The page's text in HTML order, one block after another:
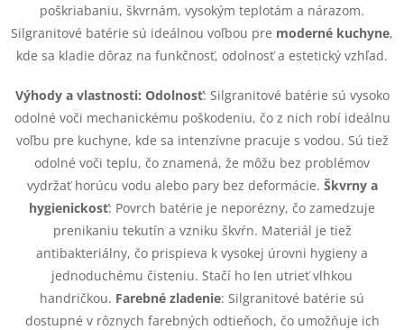
d
a
c
i
poškriabaniu, škvrnám, vysokým teplotám a nárazom.
Silgranitové batérie sú ideálnou voľbou pre moderné kuchyne,
kde sa kladie dôraz na funkčnosť, odolnosť a estetický vzhľad.
Výhody a vlastnosti: Odolnosť: Silgranitové batérie sú vysoko
odolné voči mechanickému poškodeniu, čo z nich robí ideálnu
voľbu pre kuchyne, kde sa intenzívne pracuje s vodou. Sú tiež
odolné voči teplu, čo znamená, že môžu bez problémov
vydržať horúcu vodu alebo pary bez deformácie. Škvrny a
hygienickosť: Povrch batérie je neporézny, čo zamedzuje
prenikaniu tekutín a vzniku škvŕn. Materiál je tiež
antibakteriálny, čo prispieva k vysokej úrovni hygieny a
jednoduchému čisteniu. Stačí ho len utrieť vlhkou
handričkou. Farebné zladenie: Silgranitové batérie sú
dostupné v rôznych farebných odtieňoch, čo umožňuje ich